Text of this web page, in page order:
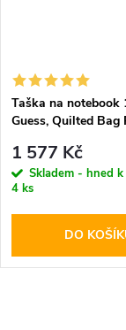
Taška na notebook
Guess, Quilted Bag
1 577 Kč
Skladem - hned k
4 ks
DO